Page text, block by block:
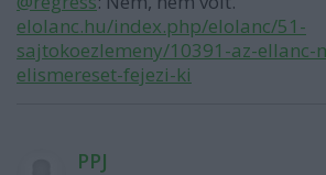
elolanc.hu/index.php/elolanc/51-
sajtokoezlemeny/10391-az-ellanc-
elismereset-fejezi-ki
PPJ